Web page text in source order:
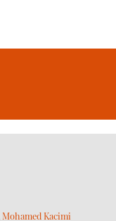
Mohamed Kacimi